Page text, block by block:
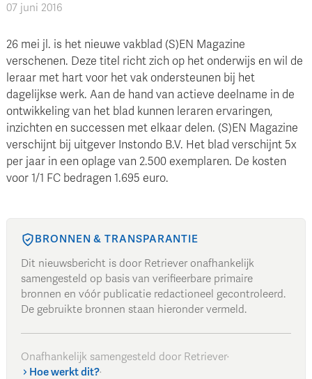
07 juni 2016
26 mei jl. is het nieuwe vakblad (S)EN Magazine
verschenen. Deze titel richt zich op het onderwijs en wil de
leraar met hart voor het vak ondersteunen bij het
dagelijkse werk. Aan de hand van actieve deelname in de
ontwikkeling van het blad kunnen leraren ervaringen,
inzichten en successen met elkaar delen. (S)EN Magazine
verschijnt bij uitgever Instondo B.V. Het blad verschijnt 5x
per jaar in een oplage van 2.500 exemplaren. De kosten
voor 1/1 FC bedragen 1.695 euro.
BRONNEN & TRANSPARANTIE
Dit nieuwsbericht is door Retriever onafhankelijk
samengesteld op basis van verifieerbare primaire
bronnen en vóór publicatie redactioneel gecontroleerd.
De gebruikte bronnen staan hieronder vermeld.
Onafhankelijk samengesteld door Retriever·
Hoe werkt dit?·